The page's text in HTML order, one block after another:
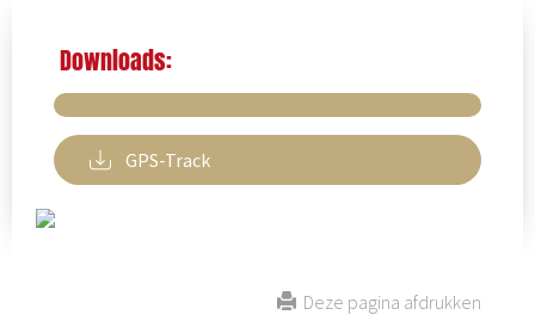
Downloads:
GPS-Track
Deze pagina afdrukken